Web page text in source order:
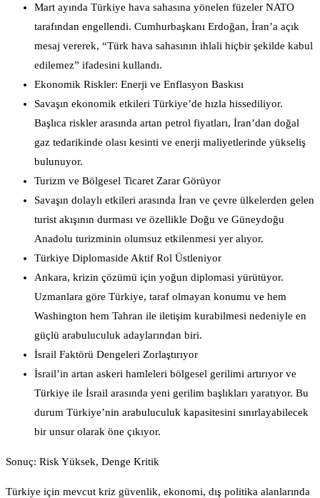
Mart ayında Türkiye hava sahasına yönelen füzeler NATO
tarafından engellendi. Cumhurbaşkanı Erdoğan, İran’a açık
mesaj vererek, “Türk hava sahasının ihlali hiçbir şekilde kabul
edilemez” ifadesini kullandı.
Ekonomik Riskler: Enerji ve Enflasyon Baskısı
Savaşın ekonomik etkileri Türkiye’de hızla hissediliyor.
Başlıca riskler arasında artan petrol fiyatları, İran’dan doğal
gaz tedarikinde olası kesinti ve enerji maliyetlerinde yükseliş
bulunuyor.
Turizm ve Bölgesel Ticaret Zarar Görüyor
Savaşın dolaylı etkileri arasında İran ve çevre ülkelerden gelen
turist akışının durması ve özellikle Doğu ve Güneydoğu
Anadolu turizminin olumsuz etkilenmesi yer alıyor.
Türkiye Diplomaside Aktif Rol Üstleniyor
Ankara, krizin çözümü için yoğun diplomasi yürütüyor.
Uzmanlara göre Türkiye, taraf olmayan konumu ve hem
Washington hem Tahran ile iletişim kurabilmesi nedeniyle en
güçlü arabuluculuk adaylarından biri.
İsrail Faktörü Dengeleri Zorlaştırıyor
İsrail’in artan askeri hamleleri bölgesel gerilimi artırıyor ve
Türkiye ile İsrail arasında yeni gerilim başlıkları yaratıyor. Bu
durum Türkiye’nin arabuluculuk kapasitesini sınırlayabilecek
bir unsur olarak öne çıkıyor.
Sonuç: Risk Yüksek, Denge Kritik
Türkiye için mevcut kriz güvenlik, ekonomi, dış politika alanlarında